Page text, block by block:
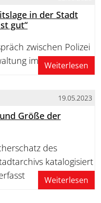
in der Stadt
gut“
zwischen Polizei
im Rathaus
Weiterlesen
19.05.2023
Größe der
des
katalogisiert
Weiterlesen